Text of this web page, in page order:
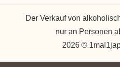
Der Verkauf von
nur an Personen
2026 ©